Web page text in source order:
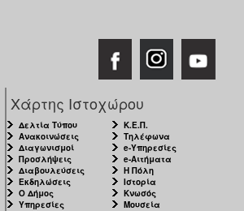
Χάρτης Ιστοχώρου
Δελτία Τύπου
Ανακοινώσεις
Διαγωνισμοί
Προσλήψεις
Διαβουλεύσεις
Εκδηλώσεις
Ο Δήμος
Υπηρεσίες
Κ.Ε.Π.
Τηλέφωνα
e-Υπηρεσίες
e-Αιτήματα
Η Πόλη
Ιστορία
Κνωσός
Μουσεία